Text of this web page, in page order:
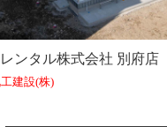
ンタル株式会社 別府店
建設(株)